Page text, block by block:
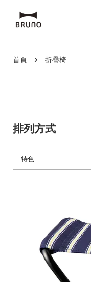
首頁 › 折疊椅
排列方式